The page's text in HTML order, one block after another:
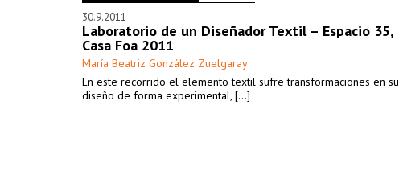
30.9.2011
Laboratorio de un Diseñador Textil – Espacio 35,
Casa Foa 2011
María Beatriz González Zuelgaray
En este recorrido el elemento textil sufre transformaciones en su
diseño de forma experimental, [...]